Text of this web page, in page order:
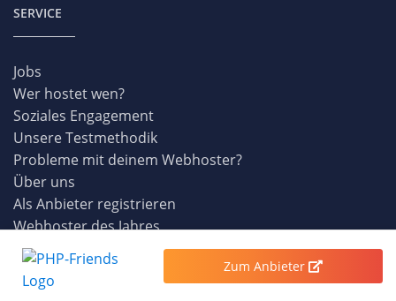
SERVICE
Jobs
Wer hostet wen?
Soziales Engagement
Unsere Testmethodik
Probleme mit deinem Webhoster?
Über uns
Als Anbieter registrieren
Webhoster des Jahres
Neueste Bewertungen
Alle Webhoster
Webhoster-Lexikon
Zum Anbieter